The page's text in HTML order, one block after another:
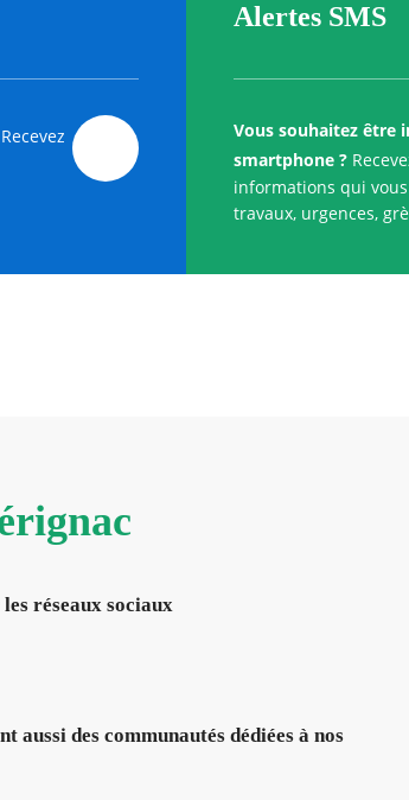
Alertes SMS
Vous souhaitez être
smartphone ?
informations qui
travaux, urgences,
réseaux sociaux
aussi des communautés dédiées à nos